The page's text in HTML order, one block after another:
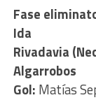
Fase
Ida
Rivadavia
Algarrobos
Gol: Matías